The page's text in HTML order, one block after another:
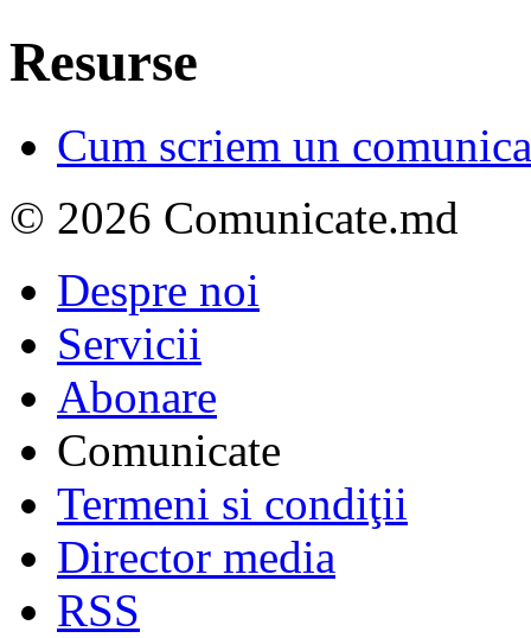
Resurse
Cum scriem un
© 2026 Comunicate.md
Despre noi
Servicii
Abonare
Comunicate
Termeni si condiţii
Director media
RSS